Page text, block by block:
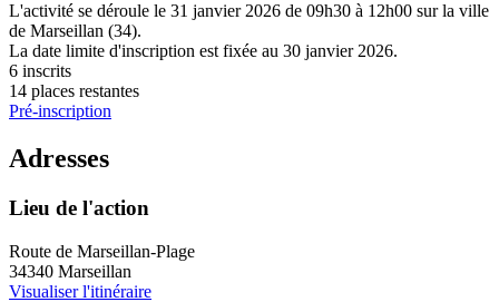
L'activité se déroule le 31 janvier 2026 de 09h30 à 12h00 sur la ville
de Marseillan (34).
La date limite d'inscription est fixée au 30 janvier 2026.
6 inscrits
14 places restantes
Pré-inscription
Adresses
Lieu de l'action
Route de Marseillan-Plage
34340 Marseillan
Visualiser l'itinéraire